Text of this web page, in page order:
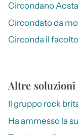
Circondano Aosta
Circondato da
Circonda il
Altre soluzioni
Il gruppo rock
Ha ammesso la